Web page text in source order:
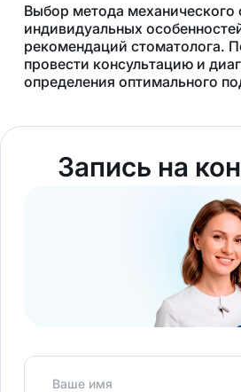
Выбор метода механического
индивидуальных
рекомендаций стоматолога.
провести консультацию и
определения оптимального
Запись на
Ваше имя